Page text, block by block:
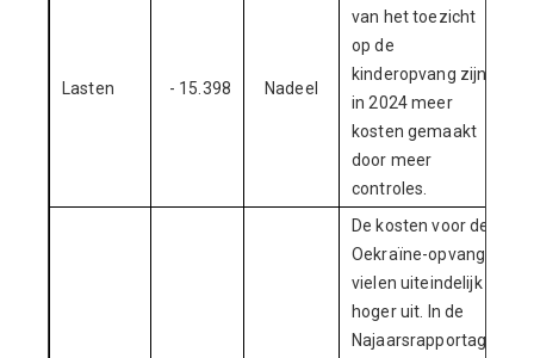
Lasten - 15.398 Nadeel
van het toezicht
op de
kinderopvang zijn
in 2024 meer
kosten gemaakt
door meer
controles.
De kosten voor de
Oekraïne-opvang
vielen uiteindelijk
hoger uit. In de
Najaarsrapportage